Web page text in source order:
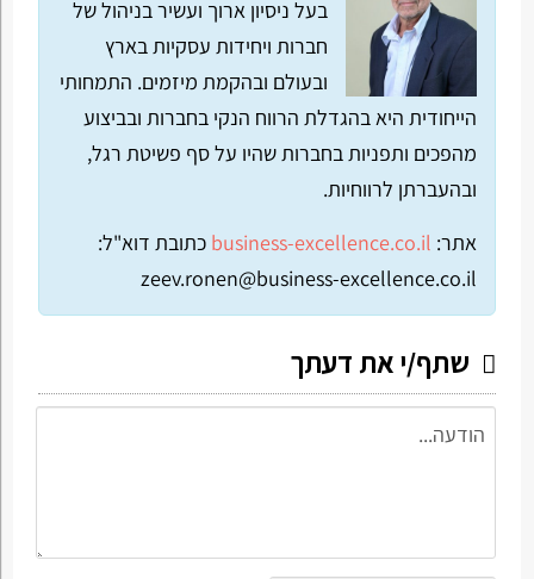
בעל ניסיון ארוך ועשיר בניהול של
חברות ויחידות עסקיות בארץ
ובעולם ובהקמת מיזמים. התמחותי
הייחודית היא בהגדלת הרווח הנקי בחברות ובביצוע
מהפכים ותפניות בחברות שהיו על סף פשיטת רגל,
ובהעברתן לרווחיות.
אתר: business-excellence.co.il כתובת דוא"ל:
zeev.ronen@business-excellence.co.il
שתף/י את דעתך